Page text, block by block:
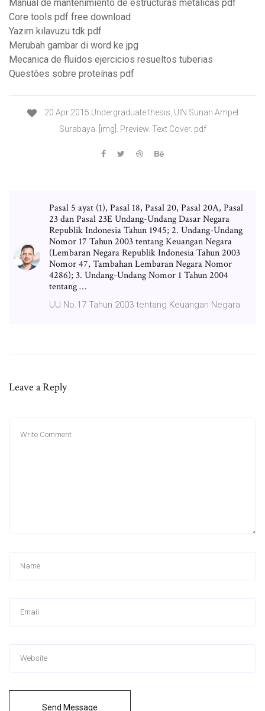
Manual de mantenimiento de estructuras metalicas pdf
Core tools pdf free download
Yazım kılavuzu tdk pdf
Merubah gambar di word ke jpg
Mecanica de fluidos ejercicios resueltos tuberias
Questões sobre proteínas pdf
20 Apr 2015 Undergraduate thesis, UIN Sunan Ampel
Surabaya. [img]. Preview. Text Cover. pdf
Pasal 5 ayat (1), Pasal 18, Pasal 20, Pasal 20A, Pasal
23 dan Pasal 23E Undang-Undang Dasar Negara
Republik Indonesia Tahun 1945; 2. Undang-Undang
Nomor 17 Tahun 2003 tentang Keuangan Negara
(Lembaran Negara Republik Indonesia Tahun 2003
Nomor 47, Tambahan Lembaran Negara Nomor
4286); 3. Undang-Undang Nomor 1 Tahun 2004
tentang …
UU No.17 Tahun 2003 tentang Keuangan Negara
Leave a Reply
Send Message